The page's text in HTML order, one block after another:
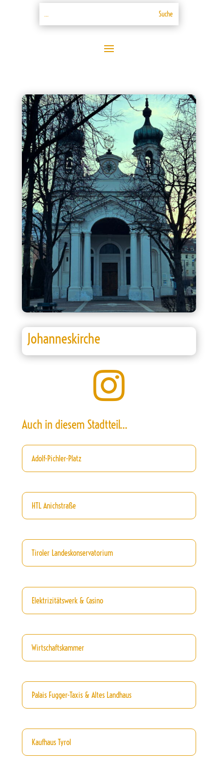
Johanneskirche

Auch in diesem Stadtteil…
Adolf-Pichler-Platz
HTL Anichstraße
Tiroler Landeskonservatorium
Elektrizitätswerk & Casino
Wirtschaftskammer
Palais Fugger-Taxis & Altes Landhaus
Kaufhaus Tyrol